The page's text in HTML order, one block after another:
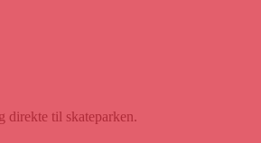
direkte til skateparken.